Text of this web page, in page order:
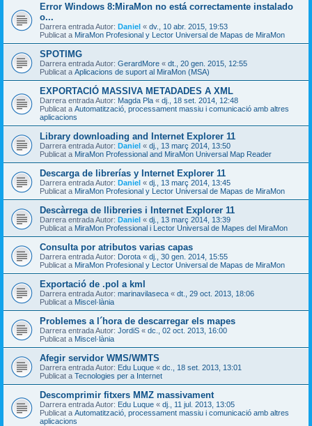
Error Windows 8:MiraMon no está correctamente instalado
o...
Darrera entrada Autor: Daniel « dv., 10 abr. 2015, 19:53
Publicat a MiraMon Profesional y Lector Universal de Mapas de MiraMon
SPOTIMG
Darrera entrada Autor: GerardMore « dt., 20 gen. 2015, 12:55
Publicat a Aplicacions de suport al MiraMon (MSA)
EXPORTACIÓ MASSIVA METADADES A XML
Darrera entrada Autor: Magda Pla « dj., 18 set. 2014, 12:48
Publicat a Automatització, processament massiu i comunicació amb altres
aplicacions
Library downloading and Internet Explorer 11
Darrera entrada Autor: Daniel « dj., 13 març 2014, 13:50
Publicat a MiraMon Professional and MiraMon Universal Map Reader
Descarga de librerías y Internet Explorer 11
Darrera entrada Autor: Daniel « dj., 13 març 2014, 13:45
Publicat a MiraMon Profesional y Lector Universal de Mapas de MiraMon
Descàrrega de llibreries i Internet Explorer 11
Darrera entrada Autor: Daniel « dj., 13 març 2014, 13:39
Publicat a MiraMon Professional i Lector Universal de Mapes del MiraMon
Consulta por atributos varias capas
Darrera entrada Autor: Dorota « dj., 30 gen. 2014, 15:55
Publicat a MiraMon Profesional y Lector Universal de Mapas de MiraMon
Exportació de .pol a kml
Darrera entrada Autor: marinavilaseca « dt., 29 oct. 2013, 18:06
Publicat a Miscel·lània
Problemes a l´hora de descarregar els mapes
Darrera entrada Autor: JordiS « dc., 02 oct. 2013, 16:00
Publicat a Miscel·lània
Afegir servidor WMS/WMTS
Darrera entrada Autor: Edu Luque « dc., 18 set. 2013, 13:01
Publicat a Tecnologies per a Internet
Descomprimir fitxers MMZ massivament
Darrera entrada Autor: Edu Luque « dj., 11 jul. 2013, 13:05
Publicat a Automatització, processament massiu i comunicació amb altres
aplicacions